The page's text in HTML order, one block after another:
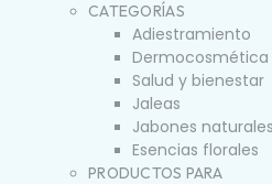
CATEGORÍAS
Adiestramiento
Dermocosmética
Salud y bienestar
Jaleas
Jabones naturales
Esencias florales
PRODUCTOS PARA